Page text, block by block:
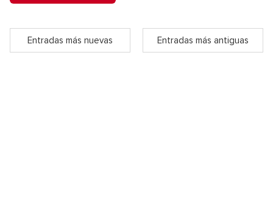
Entradas más nuevas Entradas más antiguas